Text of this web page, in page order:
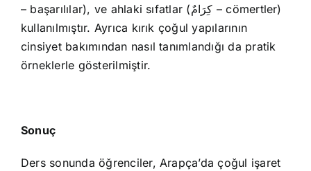
– başarılılar), ve ahlaki sıfatlar (كِرَامٌ – cömertler)
kullanılmıştır. Ayrıca kırık çoğul yapılarının
cinsiyet bakımından nasıl tanımlandığı da pratik
örneklerle gösterilmiştir.
Sonuç
Ders sonunda öğrenciler, Arapça’da çoğul işaret